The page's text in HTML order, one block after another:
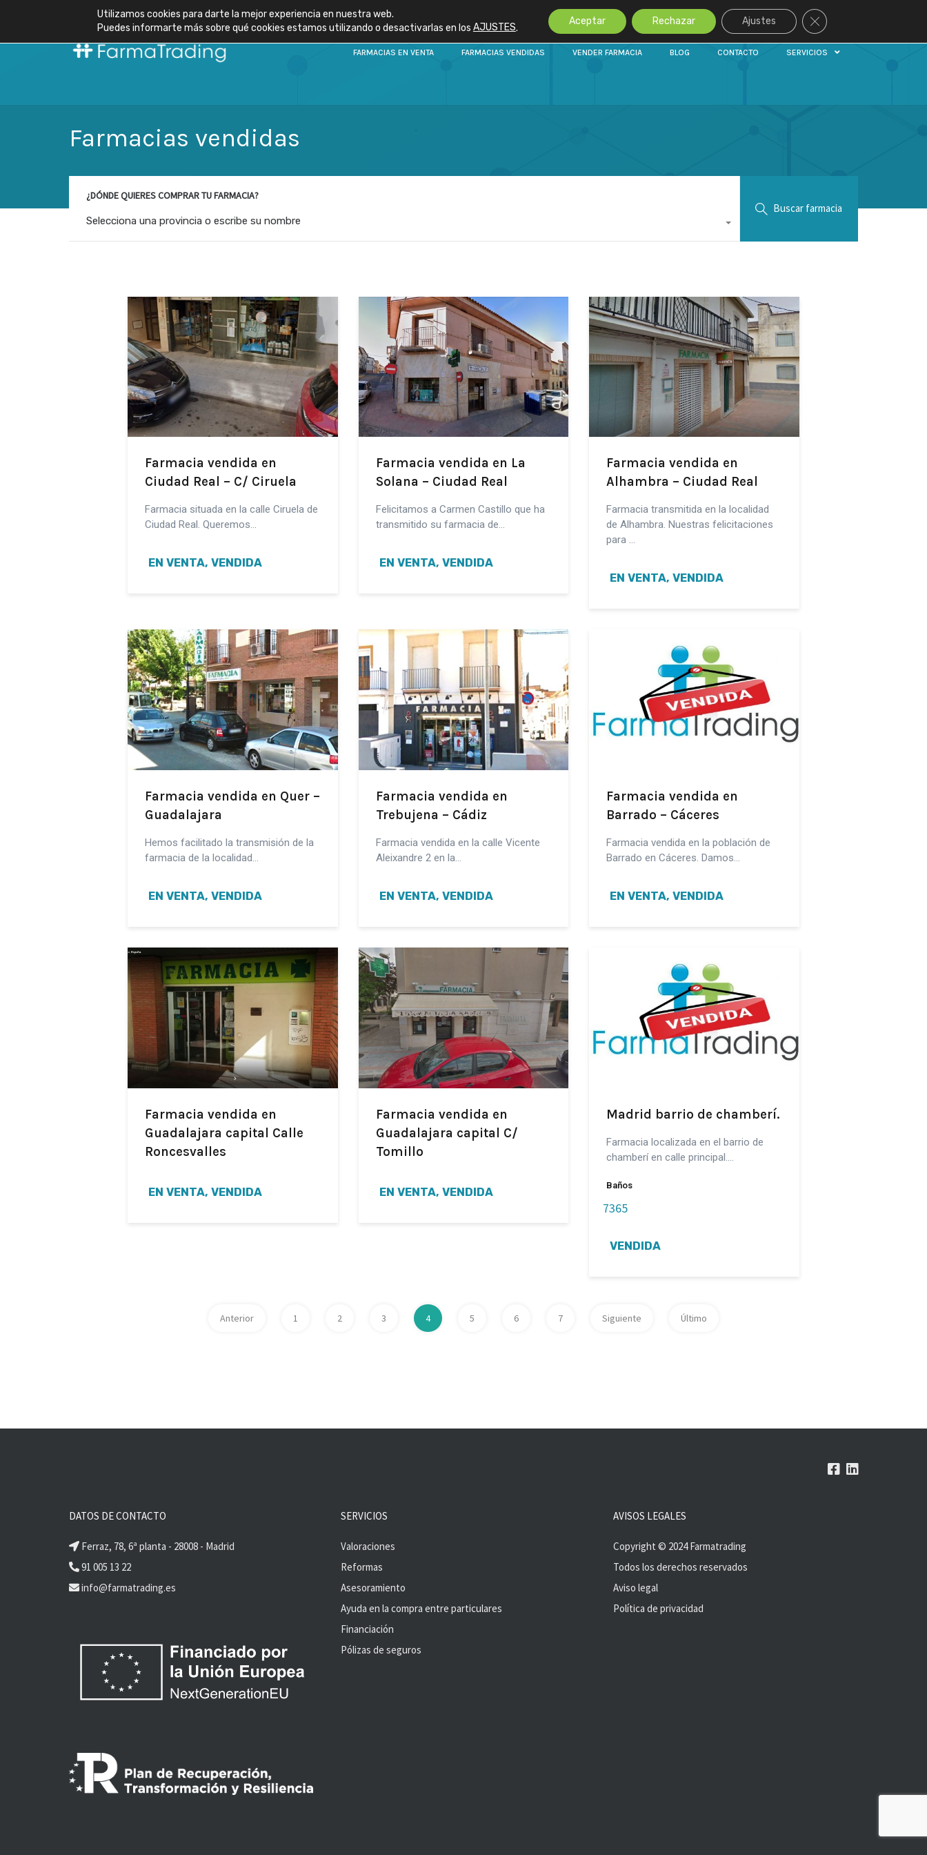
FARMACIAS EN VENTA FARMACIAS VENDIDAS VENDER FARMACIA BLOG CONTACTO SERVICIOS
Farmacias vendidas
¿DÓNDE QUIERES COMPRAR TU FARMACIA?
Selecciona una provincia o escribe su nombre
Buscar farmacia
Farmacia vendida en
Ciudad Real – C/ Ciruela
Farmacia situada en la calle Ciruela de
Ciudad Real. Queremos…
EN VENTA, VENDIDA
Farmacia vendida en La
Solana – Ciudad Real
Felicitamos a Carmen Castillo que ha
transmitido su farmacia de…
EN VENTA, VENDIDA
Farmacia vendida en
Alhambra – Ciudad Real
Farmacia transmitida en la localidad
de Alhambra. Nuestras felicitaciones
para …
EN VENTA, VENDIDA
Farmacia vendida en Quer –
Guadalajara
Hemos facilitado la transmisión de la
farmacia de la localidad…
EN VENTA, VENDIDA
Farmacia vendida en
Trebujena – Cádiz
Farmacia vendida en la calle Vicente
Aleixandre 2 en la…
EN VENTA, VENDIDA
Farmacia vendida en
Barrado – Cáceres
Farmacia vendida en la población de
Barrado en Cáceres. Damos…
EN VENTA, VENDIDA
Farmacia vendida en
Guadalajara capital Calle
Roncesvalles
EN VENTA, VENDIDA
Farmacia vendida en
Guadalajara capital C/
Tomillo
EN VENTA, VENDIDA
Madrid barrio de chamberí.
Farmacia localizada en el barrio de
chamberí en calle principal.…
Baños
7365
VENDIDA
Anterior 1 2 3 4 5 6 7 Siguiente Último
DATOS DE CONTACTO
Ferraz, 78, 6ª planta - 28008 - Madrid
91 005 13 22
info@farmatrading.es
SERVICIOS
Valoraciones
Reformas
Asesoramiento
Ayuda en la compra entre particulares
Financiación
Pólizas de seguros
AVISOS LEGALES
Copyright © 2024 Farmatrading
Todos los derechos reservados
Aviso legal
Política de privacidad
Utilizamos cookies para darte la mejor experiencia en nuestra web.
Puedes informarte más sobre qué cookies estamos utilizando o desactivarlas en los AJUSTES.
Aceptar Rechazar Ajustes Cerrar el banner de